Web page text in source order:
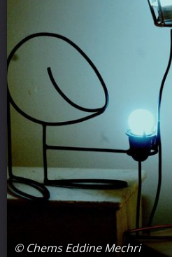
© Chems Eddine Mechri